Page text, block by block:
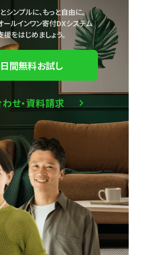
シンプルに、もっと自由に。
ルインワン寄付DXシステム
援をはじめましょう。
間無料お試し
せ・資料請求